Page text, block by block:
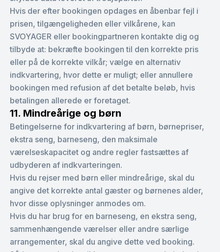
Hvis der efter bookingen opdages en åbenbar fejl i
prisen, tilgængeligheden eller vilkårene, kan
SVOYAGER eller bookingpartneren kontakte dig og
tilbyde at: bekræfte bookingen til den korrekte pris
eller på de korrekte vilkår; vælge en alternativ
indkvartering, hvor dette er muligt; eller annullere
bookingen med refusion af det betalte beløb, hvis
betalingen allerede er foretaget.
11. Mindreårige og børn
Betingelserne for indkvartering af børn, børnepriser,
ekstra seng, barneseng, den maksimale
værelseskapacitet og andre regler fastsættes af
udbyderen af indkvarteringen.
Hvis du rejser med børn eller mindreårige, skal du
angive det korrekte antal gæster og børnenes alder,
hvor disse oplysninger anmodes om.
Hvis du har brug for en barneseng, en ekstra seng,
sammenhængende værelser eller andre særlige
arrangementer, skal du angive dette ved booking.